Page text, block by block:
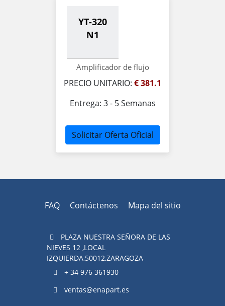
YT-320
N1
Amplificador de flujo
PRECIO UNITARIO: € 381.1
Entrega: 3 - 5 Semanas
Solicitar Oferta Oficial
FAQ Contáctenos Mapa del sitio
PLAZA NUESTRA SEÑORA DE LAS
NIEVES 12 ,LOCAL
IZQUIERDA,50012,ZARAGOZA
+ 34 976 361930
ventas@enapart.es